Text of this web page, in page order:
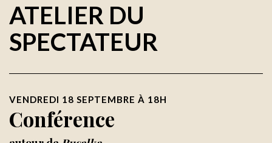
ATELIER DU
SPECTATEUR
VENDREDI 18 SEPTEMBRE À 18H
Conférence